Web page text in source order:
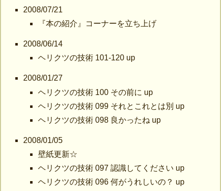
2008/07/21
『本の紹介』コーナーを立ち上げ
2008/06/14
ヘリクツの技術 101-120 up
2008/01/27
ヘリクツの技術 100 その前に up
ヘリクツの技術 099 それとこれとは別 up
ヘリクツの技術 098 良かったね up
2008/01/05
壁紙更新☆
ヘリクツの技術 097 認識してください up
ヘリクツの技術 096 何がうれしいの？ up